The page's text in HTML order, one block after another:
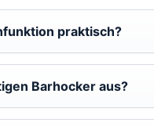
praktisch?
Barhocker aus?